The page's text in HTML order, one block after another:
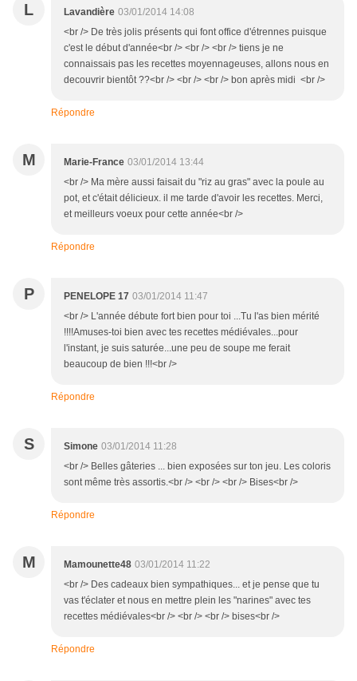
L Lavandière 03/01/2014 14:08
<br /> De très jolis présents qui font office d'étrennes puisque
c'est le début d'année<br /> <br /> <br /> tiens je ne
connaissais pas les recettes moyennageuses, allons nous en
decouvrir bientôt ??<br /> <br /> <br /> bon après midi <br />
Répondre
M Marie-France 03/01/2014 13:44
<br /> Ma mère aussi faisait du "riz au gras" avec la poule au
pot, et c'était délicieux. il me tarde d'avoir les recettes. Merci,
et meilleurs voeux pour cette année<br />
Répondre
P PENELOPE 17 03/01/2014 11:47
<br /> L'année débute fort bien pour toi ...Tu l'as bien mérité
!!!!Amuses-toi bien avec tes recettes médiévales...pour
l'instant, je suis saturée...une peu de soupe me ferait
beaucoup de bien !!!<br />
Répondre
S Simone 03/01/2014 11:28
<br /> Belles gâteries ... bien exposées sur ton jeu. Les coloris
sont même très assortis.<br /> <br /> <br /> Bises<br />
Répondre
M Mamounette48 03/01/2014 11:22
<br /> Des cadeaux bien sympathiques... et je pense que tu
vas t'éclater et nous en mettre plein les "narines" avec tes
recettes médiévales<br /> <br /> <br /> bises<br />
Répondre